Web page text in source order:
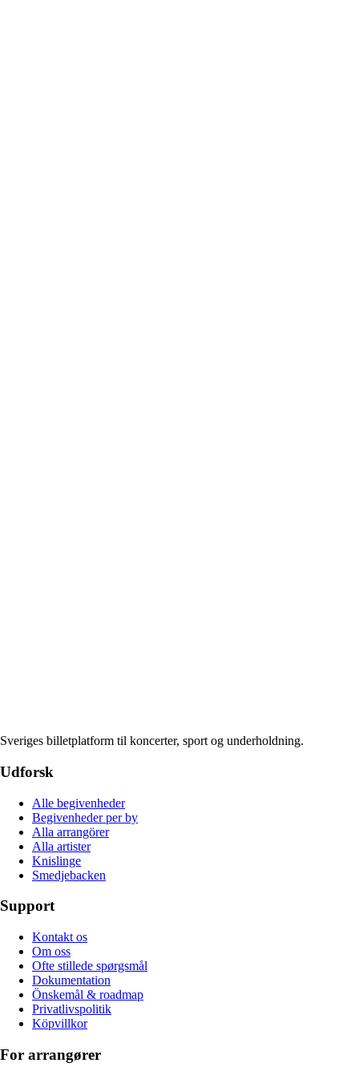
Sveriges billetplatform til koncerter, sport og underholdning.
Udforsk
Alle begivenheder
Begivenheder per by
Alla arrangörer
Alla artister
Knislinge
Smedjebacken
Support
Kontakt os
Om oss
Ofte stillede spørgsmål
Dokumentation
Önskemål & roadmap
Privatlivspolitik
Köpvillkor
For arrangører